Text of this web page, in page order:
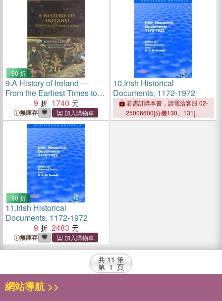
90 折
9.A History of Ireland ―
From the Earliest Times to
9 1740
無庫存
10.Irish Historical
Documents, 1172-1972
若需訂購本書，請電洽客服 02-
25006600[分機130、131]。
90 折
11.Irish Historical
Documents, 1172-1972
9
2483
無庫存
共 11 筆
第 1 頁
網站導航 >>